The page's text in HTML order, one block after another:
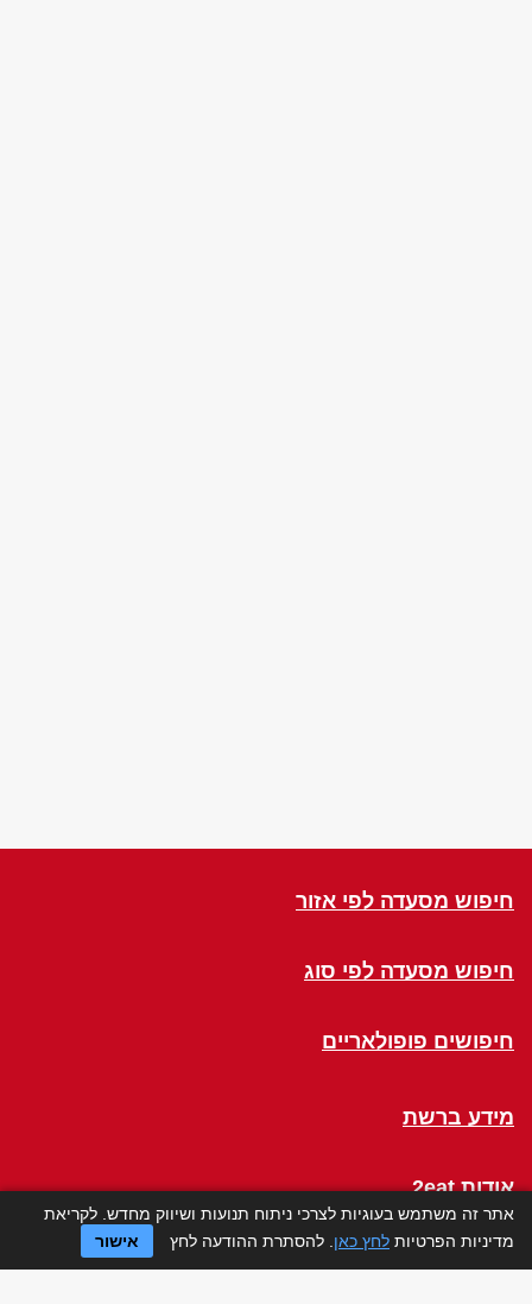
חיפוש מסעדה לפי אזור
חיפוש מסעדה לפי סוג
חיפושים פופולאריים
מידע ברשת
אודות 2eat
Click a Table
אתר זה משתמש בעוגיות לצרכי ניתוח תנועות ושיווק מחדש. לקריאת
מדיניות הפרטיות לחץ כאן . להסתרת ההודעה לחץ אישור